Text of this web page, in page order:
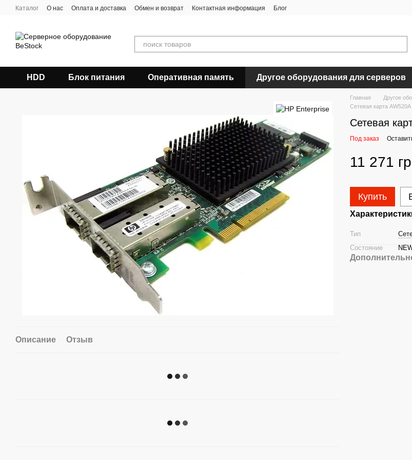
Перейти к основному контенту
Каталог О нас Оплата и доставка Обмен и возврат Контактная информация Блог
HDD Блок питания Оперативная память Другое оборудования для серверов
Описание Отзыв
Главная Другое
Сетевая карта
Сетевая
Под заказ
11 271
Купить
Тип
Состояние